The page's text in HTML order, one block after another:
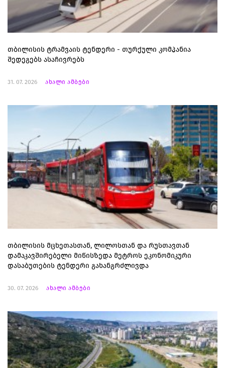
თბილისის ტრამვაის ტენდერი - თურქული კომპანია
შედეგებს ასაჩივრებს
31. 07. 2026 ახალი ამბები
თბილისის მცხეთასთან, ლილოსთან და რუსთავთან
დამაკავშირებელი მიწისზედა მეტროს ეკონომიკური
დასაბუთების ტენდერი გახანგრძლივდა
30. 07. 2026 ახალი ამბები